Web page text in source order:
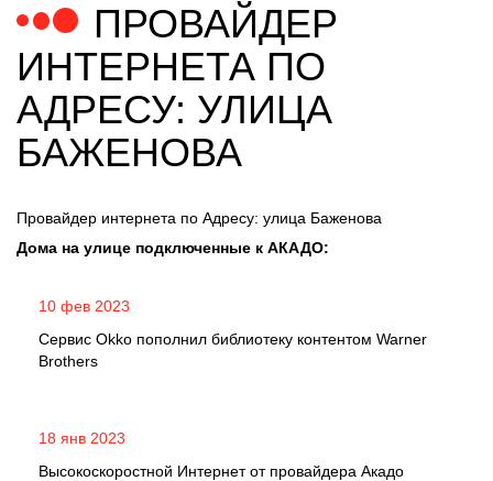
ПРОВАЙДЕР
ИНТЕРНЕТА ПО
АДРЕСУ: УЛИЦА
БАЖЕНОВА
Провайдер интернета по Адресу: улица Баженова
Дома на улице подключенные к АКАДО:
10 фев 2023
Сервис Okko пополнил библиотеку контентом Warner
Brothers
18 янв 2023
Высокоскоростной Интернет от провайдера Акадо